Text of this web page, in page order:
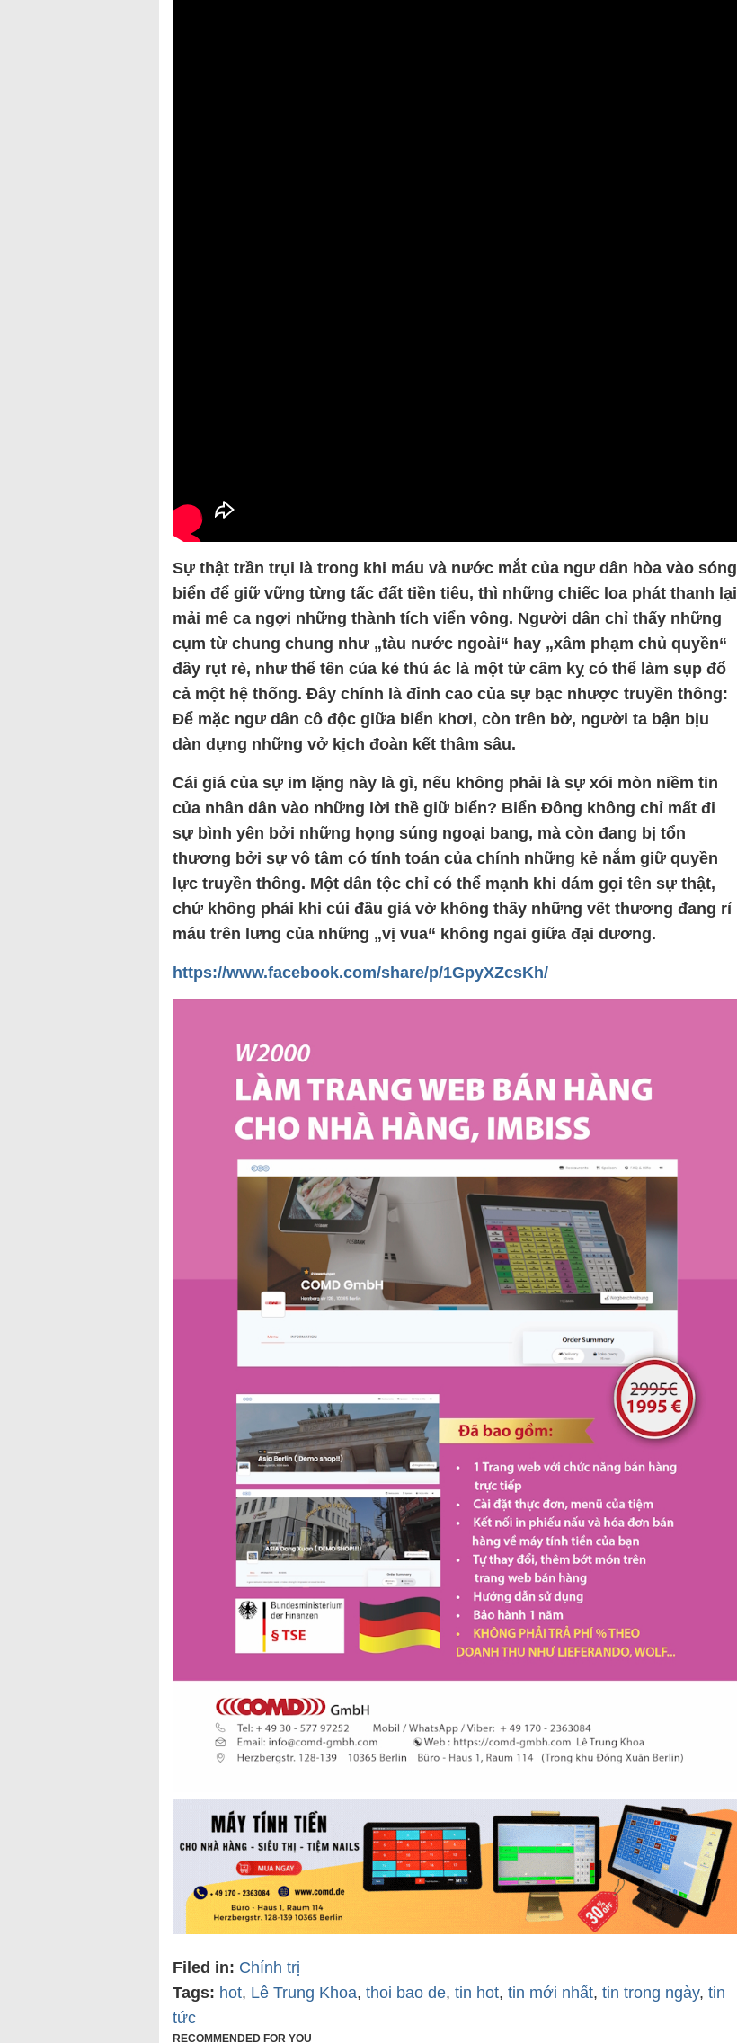
Sự thật trần trụi là trong khi máu và nước mắt của ngư dân hòa vào sóng
biển để giữ vững từng tấc đất tiền tiêu, thì những chiếc loa phát thanh lại
mải mê ca ngợi những thành tích viển vông. Người dân chỉ thấy những
cụm từ chung chung như „tàu nước ngoài“ hay „xâm phạm chủ quyền“
đầy rụt rè, như thể tên của kẻ thủ ác là một từ cấm kỵ có thể làm sụp đổ
cả một hệ thống. Đây chính là đỉnh cao của sự bạc nhược truyền thông:
Để mặc ngư dân cô độc giữa biển khơi, còn trên bờ, người ta bận bịu
dàn dựng những vở kịch đoàn kết thâm sâu.
Cái giá của sự im lặng này là gì, nếu không phải là sự xói mòn niềm tin
của nhân dân vào những lời thề giữ biển? Biển Đông không chỉ mất đi
sự bình yên bởi những họng súng ngoại bang, mà còn đang bị tổn
thương bởi sự vô tâm có tính toán của chính những kẻ nắm giữ quyền
lực truyền thông. Một dân tộc chỉ có thể mạnh khi dám gọi tên sự thật,
chứ không phải khi cúi đầu giả vờ không thấy những vết thương đang rỉ
máu trên lưng của những „vị vua“ không ngai giữa đại dương.
https://www.facebook.com/share/p/1GpyXZcsKh/
Filed in: Chính trị
Tags: hot, Lê Trung Khoa, thoi bao de, tin hot, tin mới nhất, tin trong ngày, tin
tức
RECOMMENDED FOR YOU